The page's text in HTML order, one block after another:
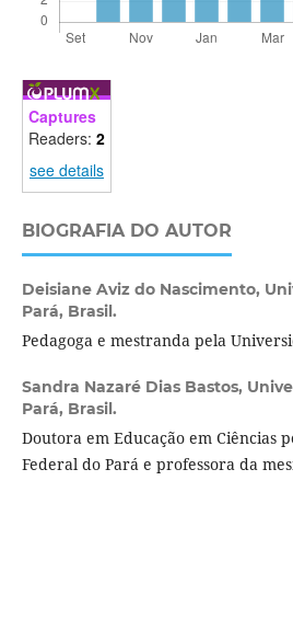
Captures
Readers: 2
see details
BIOGRAFIA DO AUTOR
Deisiane Aviz do Nascimento,
Pará, Brasil.
Pedagoga e mestranda pela
Sandra Nazaré Dias Bastos,
Pará, Brasil.
Doutora em Educação em Ciências
Federal do Pará e professora da